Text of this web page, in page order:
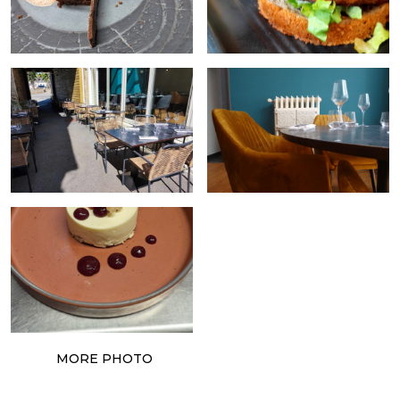
MORE PHOTO